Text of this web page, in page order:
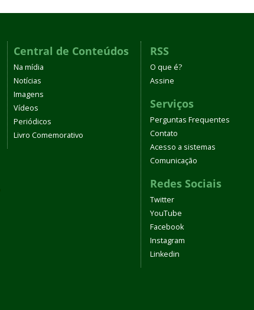
Central de Conteúdos
Na mídia
Notícias
Imagens
Vídeos
Periódicos
Livro Comemorativo
RSS
O que é?
Assine
Serviços
Perguntas Frequentes
Contato
Acesso a sistemas
Comunicação
Redes Sociais
Twitter
YouTube
Facebook
Instagram
Linkedin